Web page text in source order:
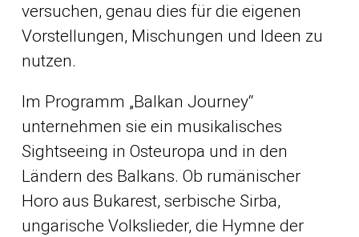
versuchen, genau dies für die eigenen
Vorstellungen, Mischungen und Ideen zu
nutzen.
Im Programm „Balkan Journey“
unternehmen sie ein musikalisches
Sightseeing in Osteuropa und in den
Ländern des Balkans. Ob rumänischer
Horo aus Bukarest, serbische Sirba,
ungarische Volkslieder, die Hymne der